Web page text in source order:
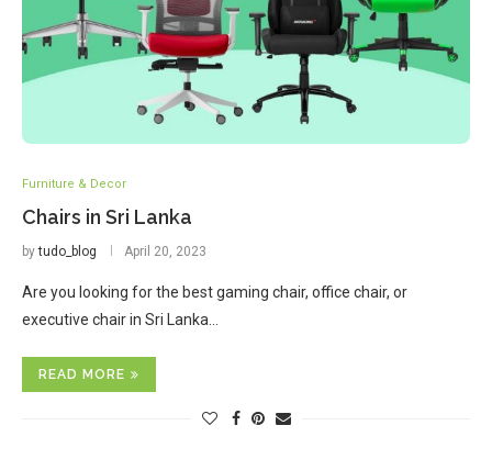
Furniture & Decor
Chairs in Sri Lanka
bytudo_blog April 20, 2023
Are you looking for the best gaming chair, office chair, or
executive chair in Sri Lanka…
READ MORE